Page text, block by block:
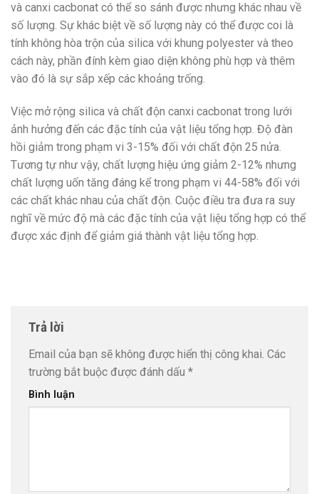
và canxi cacbonat có thể so sánh được nhưng khác nhau về
số lượng. Sự khác biệt về số lượng này có thể được coi là
tính không hòa trộn của silica với khung polyester và theo
cách này, phần đính kèm giao diện không phù hợp và thêm
vào đó là sự sắp xếp các khoảng trống.
Việc mở rộng silica và chất độn canxi cacbonat trong lưới
ảnh hưởng đến các đặc tính của vật liệu tổng hợp. Độ đàn
hồi giảm trong phạm vi 3-15% đối với chất độn 25 nửa.
Tương tự như vậy, chất lượng hiệu ứng giảm 2-12% nhưng
chất lượng uốn tăng đáng kể trong phạm vi 44-58% đối với
các chất khác nhau của chất độn. Cuộc điều tra đưa ra suy
nghĩ về mức độ mà các đặc tính của vật liệu tổng hợp có thể
được xác định để giảm giá thành vật liệu tổng hợp.
Trả lời
Email của bạn sẽ không được hiển thị công khai. Các
trường bắt buộc được đánh dấu *
Bình luận